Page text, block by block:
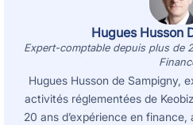
Hugues Husson
Expert-comptable depuis plus de
Hugues Husson de Sampigny,
activités réglementées de
20 ans d’expérience en